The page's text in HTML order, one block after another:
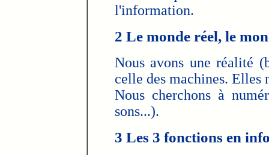
l'information.
2 Le monde réel, le
Nous avons une réalité
celle des machines. Elles
Nous cherchons à
sons...).
3 Les 3 fonctions en